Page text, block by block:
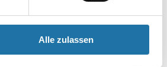
Alle zulassen